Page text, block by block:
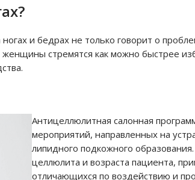
и бедрах не только говорит о
стремятся как можно быстрее
Антицеллюлитная салонная
мероприятий, направленных на
липидного подкожного
целлюлита и возраста пациента,
отличающихся по воздействию и